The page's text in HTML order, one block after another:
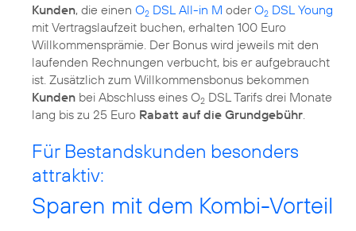
Kunden, die einen O2 DSL All-in M oderO2 DSL Young
mit Vertragslaufzeit buchen, erhalten 100 Euro
Willkommensprämie. Der Bonus wird jeweils mit den
laufenden Rechnungen verbucht, bis er aufgebraucht
ist. Zusätzlich zum Willkommensbonus bekommen
Kunden bei Abschluss eines O2 DSL Tarifs drei Monate
lang bis zu 25 Euro Rabatt auf die Grundgebühr
Für Bestandskunden besonders
attraktiv:
Sparen mit dem Kombi-Vorteil